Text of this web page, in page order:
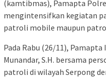
(kamtibmas), Pamapta
mengintensifkan kegiatan
patroli mobile maupun
Pada Rabu (26/11),
Munandar, S.H. bersama
patroli di wilayah Serpong